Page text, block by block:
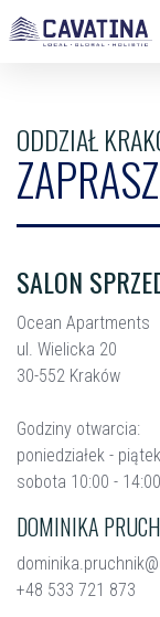
ODDZIAŁ
SALON
Ocean Apartments
ul. Wielicka 20
30-552 Kraków
Godziny otwarcia:
poniedziałek -
sobota 10:00 - 14:00
DOMINIKA
+48 533 721 873